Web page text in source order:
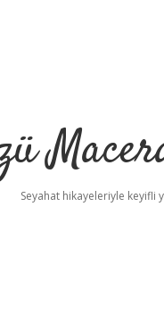
Seyahat hikayeleriyle keyifli